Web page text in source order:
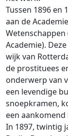
Tussen 1896 en
aan de
Academie).
wijk van
de prostituees
onderwerp van
een levendige
snoepkramen,
een aankomend
In 1897, twintig